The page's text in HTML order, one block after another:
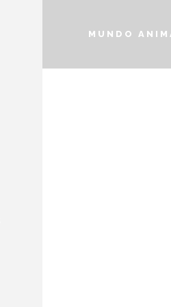
MUNDO